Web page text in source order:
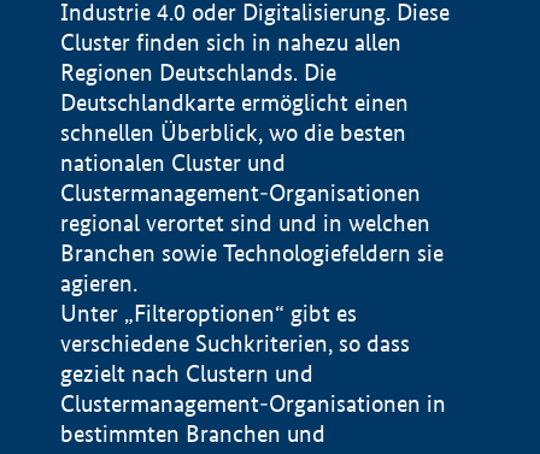
Industrie 4.0 oder Digitalisierung. Diese
Cluster finden sich in nahezu allen
Regionen Deutschlands. Die
Deutschlandkarte ermöglicht einen
schnellen Überblick, wo die besten
nationalen Cluster und
Clustermanagement-Organisationen
regional verortet sind und in welchen
Branchen sowie Technologiefeldern sie
agieren.
Unter „Filteroptionen“ gibt es
verschiedene Suchkriterien, so dass
gezielt nach Clustern und
Clustermanagement-Organisationen in
bestimmten Branchen und
Impressum
Datenschutzerklärung
BMWE, 2026 ©
100 km © Geobasis-DE / BKG 2015